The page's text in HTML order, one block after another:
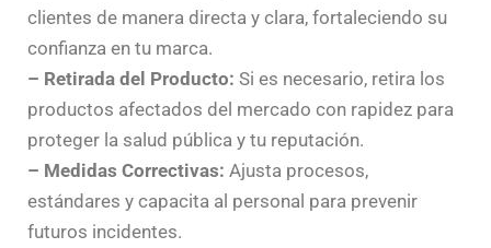
clientes de manera directa y clara, fortaleciendo su
confianza en tu marca.
– Retirada del Producto: Si es necesario, retira los
productos afectados del mercado con rapidez para
proteger la salud pública y tu reputación.
– Medidas Correctivas: Ajusta procesos,
estándares y capacita al personal para prevenir
futuros incidentes.